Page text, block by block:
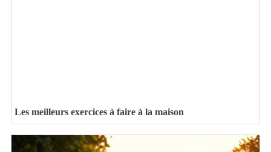
Les meilleurs exercices à faire à la maison